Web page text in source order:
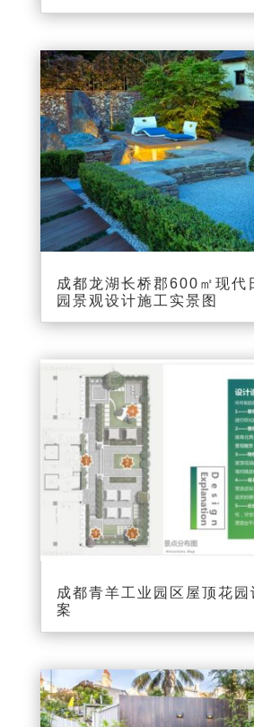
成都龙湖长桥郡600㎡现代
园景观设计施工实景图
成都青羊工业园区屋顶花
案